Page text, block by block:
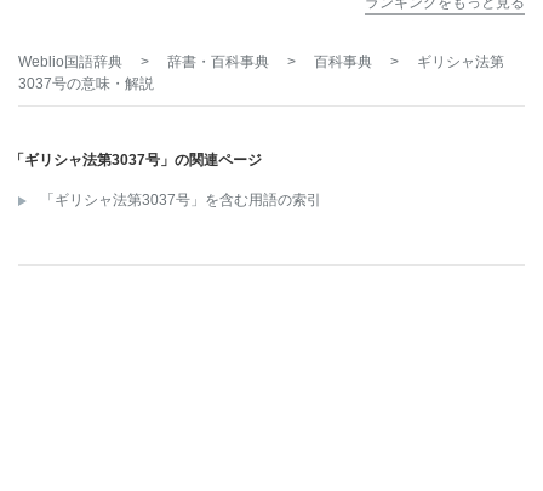
Weblio国語辞典 > 辞書・百科事典 > 百科事典 >
ギリシャ法第
3037号の意味・解説
「ギリシャ法第3037号」の関連ページ
「ギリシャ法第3037号」を含む用語の索引